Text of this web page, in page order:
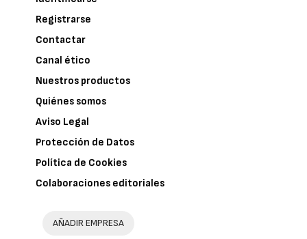
Registrarse
Contactar
Canal ético
Nuestros productos
Quiénes somos
Aviso Legal
Protección de Datos
Política de Cookies
Colaboraciones editoriales
AÑADIR EMPRESA